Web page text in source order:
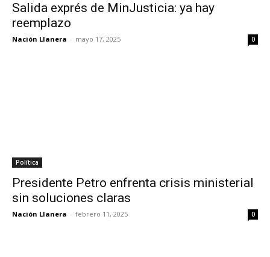
Salida exprés de MinJusticia: ya hay
reemplazo
Nación Llanera - mayo 17, 2025 0
Política
Presidente Petro enfrenta crisis ministerial
sin soluciones claras
Nación Llanera - febrero 11, 2025 0